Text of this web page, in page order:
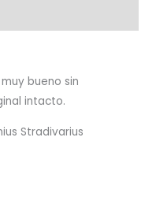
bueno sin
intacto.
Stradivarius